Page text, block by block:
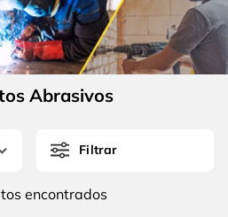
Abrasivos
Filtrar